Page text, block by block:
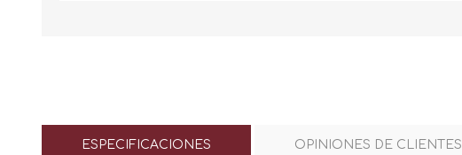
ESPECIFICACIONES OPINIONES DE CLIENTES